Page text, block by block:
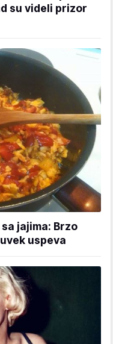
su videli prizor
jajima: Brzo
uspeva